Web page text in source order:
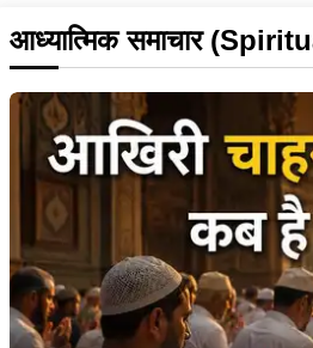
आध्यात्मिक समाचार